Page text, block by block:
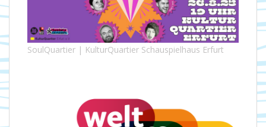
SoulQuartier | KulturQuartier Schauspielhaus Erfurt